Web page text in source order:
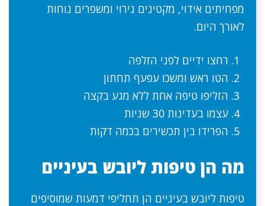
מפחיתים אידוי, מקטינים גירוי ומשפרים נוחות
לאורך היום.
רחצו ידיים לפני הזלפה
הטו ראש ומשכו עפעף תחתון
הזליפו טיפה אחת ללא מגע בקצה
עצמו בעדינות 30 שניות
הפרידו בין תכשירים בכמה דקות
מה הן טיפות ליובש בעיניים
טיפות ליובש בעיניים הן תחליפי דמעות שמוסיפים